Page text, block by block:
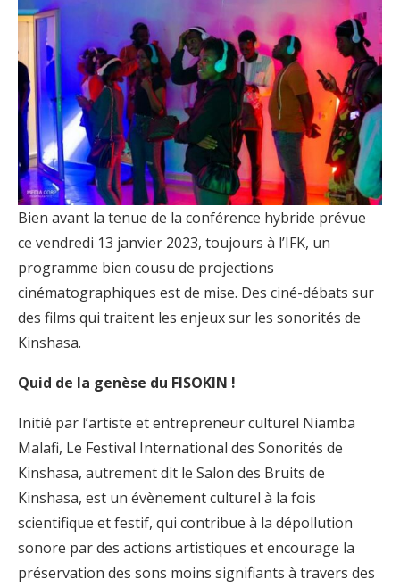
Bien avant la tenue de la conférence hybride prévue
ce vendredi 13 janvier 2023, toujours à l’IFK, un
programme bien cousu de projections
cinématographiques est de mise. Des ciné-débats sur
des films qui traitent les enjeux sur les sonorités de
Kinshasa.
Quid de la genèse du FISOKIN !
Initié par l’artiste et entrepreneur culturel Niamba
Malafi, Le Festival International des Sonorités de
Kinshasa, autrement dit le Salon des Bruits de
Kinshasa, est un évènement culturel à la fois
scientifique et festif, qui contribue à la dépollution
sonore par des actions artistiques et encourage la
préservation des sons moins signifiants à travers des